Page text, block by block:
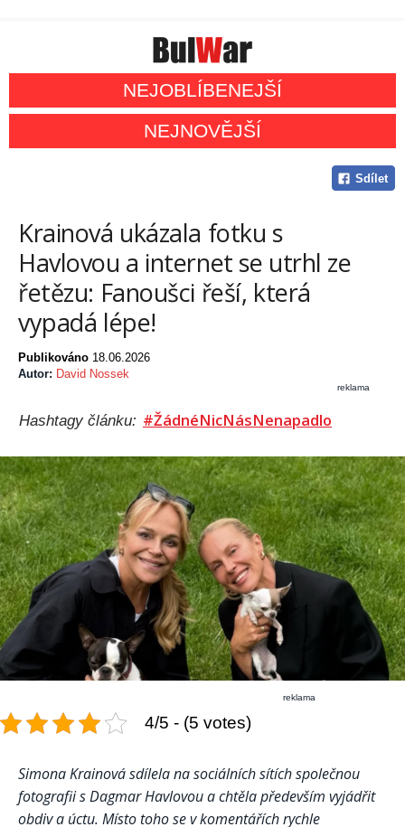
NEJOBLÍBENEJŠÍ
NEJNOVĚJŠÍ
Sdílet
Krainová ukázala fotku s
Havlovou a internet se utrhl ze
řetězu: Fanoušci řeší, která
vypadá lépe!
Publikováno 18.06.2026
Autor: David Nossek
reklama
Hashtagy článku: #ŽádnéNicNásNenapadlo
reklama
4/5 - (5 votes)
Simona Krainová sdílela na sociálních sítích společnou
fotografii s Dagmar Havlovou a chtěla především vyjádřit
obdiv a úctu. Místo toho se v komentářích rychle